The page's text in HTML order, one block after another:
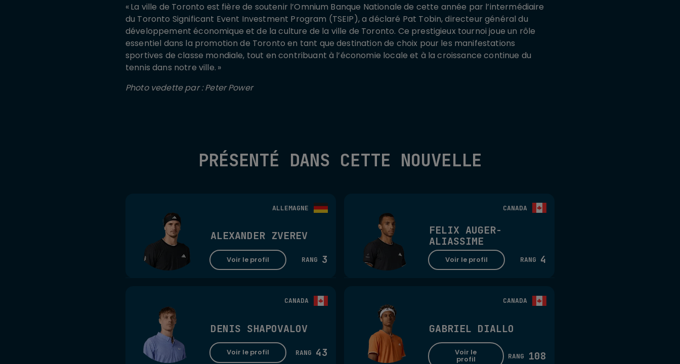
« La ville de Toronto est fière de soutenir l’Omnium Banque Nationale de cette année par l’intermédiaire
du Toronto Significant Event Investment Program (TSEIP), a déclaré Pat Tobin, directeur général du
développement économique et de la culture de la ville de Toronto. Ce prestigieux tournoi joue un rôle
essentiel dans la promotion de Toronto en tant que destination de choix pour les manifestations
sportives de classe mondiale, tout en contribuant à l’économie locale et à la croissance continue du
tennis dans notre ville. »
Photo vedette par : Peter Power
PRÉSENTÉ DANS CETTE NOUVELLE
ALLEMAGNE
ALEXANDER ZVEREV
Voir le profil RANG 3
CANADA
FELIX AUGER-
ALIASSIME
Voir le profil RANG 4
CANADA
DENIS SHAPOVALOV
Voir le profil RANG 43
CANADA
GABRIEL DIALLO
Voir le
profil RANG 108